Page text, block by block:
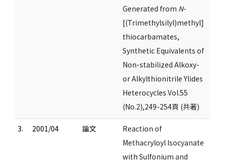
Generated from N-
[(Trimethylsilyl)methyl]
thiocarbamates,
Synthetic Equivalents of
Non-stabilized Alkoxy-
or Alkylthionitrile Ylides
Heterocycles Vol.55
(No.2),249-254頁 (共著)
3. 2001/04 論文
Reaction of
Methacryloyl Isocyanate
with Sulfonium and